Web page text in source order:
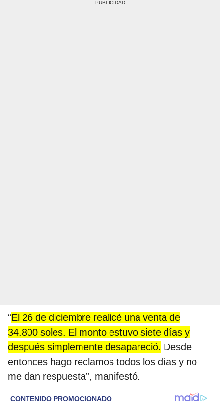
“El 26 de diciembre realicé una venta de
34.800 soles. El monto estuvo siete días y
después simplemente desapareció. Desde
entonces hago reclamos todos los días y no
me dan respuesta”, manifestó.